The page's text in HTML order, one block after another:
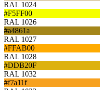
RAL 1024
#F5FF00
RAL 1026
#a4861a
RAL 1027
#FFAB00
RAL 1028
#DDB20F
RAL 1032
#f7a11f